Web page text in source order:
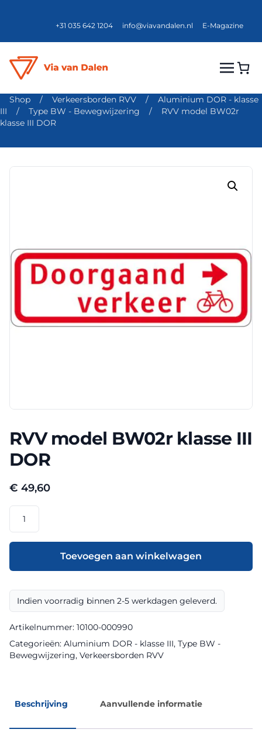
+31 035 642 1204 info@viavandalen.nl E-Magazine
Shop / Verkeersborden RVV /
Aluminium DOR - klasse
III
/ Type BW - Bewegwijzering /
RVV model BW02r
klasse III DOR
RVV model BW02r klasse III
DOR
€ 49,60
model
BW02r
III
aantal
Toevoegen aan winkelwagen
Indien voorradig binnen 2-5 werkdagen geleverd.
Artikelnummer: 10100-000990
Categorieën: Aluminium DOR - klasse III, Type BW -
Bewegwijzering, Verkeersborden RVV
Beschrijving Aanvullende informatie